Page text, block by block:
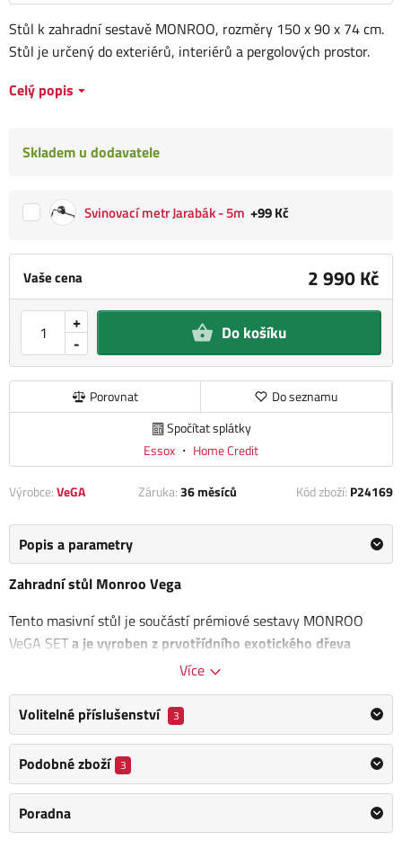
Vaše cena 2 990 Kč
-
+ Do košíku
Porovnat
Do seznamu
Spočítat splátky
Essox ・ Home Credit
Stůl k zahradní sestavě MONROO, rozměry 150 x 90 x 74 cm.
Stůl je určený do exteriérů, interiérů a pergolových prostor.
Celý popis
Skladem u dodavatele
Svinovací metr Jarabák - 5m +99 Kč
Výrobce:VeGA Záruka:36 měsíců Kód zboží: P24169
Popis a parametry
Zahradní stůl Monroo Vega
Tento masivní stůl je součástí prémiové sestavy MONROO
VeGA SETa je vyroben z prvotřídního exotického dřeva
, které vyniká mimořádnou tvrdostí a dlouhou
zpracování se stane dominantou vašeho venkovního i
vnitřního posezení.
Stůl Monroo VeGA je ideální volbou pro zahrady, terasy, zimní
zahrady i pergolové prostory. Dokáže skvěle odolávat
nepříznivým vlivům počasí a poskytne vám stabilní a stylové
zázemí při rodinných obědech i letních grilovačkách.Pro
Více
Volitelné příslušenství 3
Podobné zboží 3
Poradna